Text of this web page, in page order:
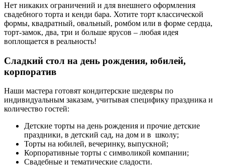
Нет никаких ограничений и для внешнего оформления
свадебного торта и кенди бара. Хотите торт классической
формы, квадратный, овальный, ромбом или в форме сердца,
торт-замок, два, три и больше ярусов – любая идея
воплощается в реальность!
Сладкий стол на день рождения, юбилей,
корпоратив
Наши мастера готовят кондитерские шедевры по
индивидуальным заказам, учитывая специфику праздника и
количество гостей:
Детские торты на день рождения и прочие детские
праздники, в детский сад, на дом и в школу;
Торты на юбилей, вечеринку, выпускной;
Корпоративные торты с символикой компании;
Свадебные и тематические сладости.